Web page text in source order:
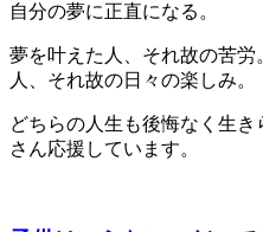
自分の夢に正直になる。
夢を叶えた人、それ故の苦労
人、それ故の日々の楽しみ。
どちらの人生も後悔なく生
さん応援しています。